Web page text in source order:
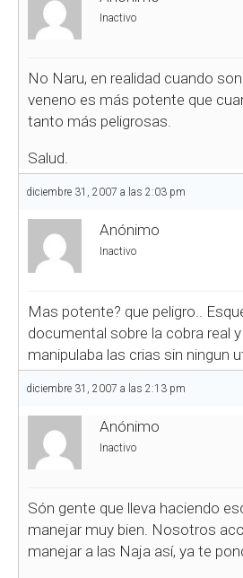
Inactivo
No Naru, en realidad cuando
veneno es más potente que
tanto más peligrosas.
Salud.
diciembre 31, 2007 a las 2:03 pm
Anónimo
Inactivo
Mas potente? que peligro..
documental sobre la cobra real
manipulaba las crias sin ningun
diciembre 31, 2007 a las 2:13 pm
Anónimo
Inactivo
Són gente que lleva haciendo
manejar muy bien. Nosotros
manejar a las Naja así, ya te